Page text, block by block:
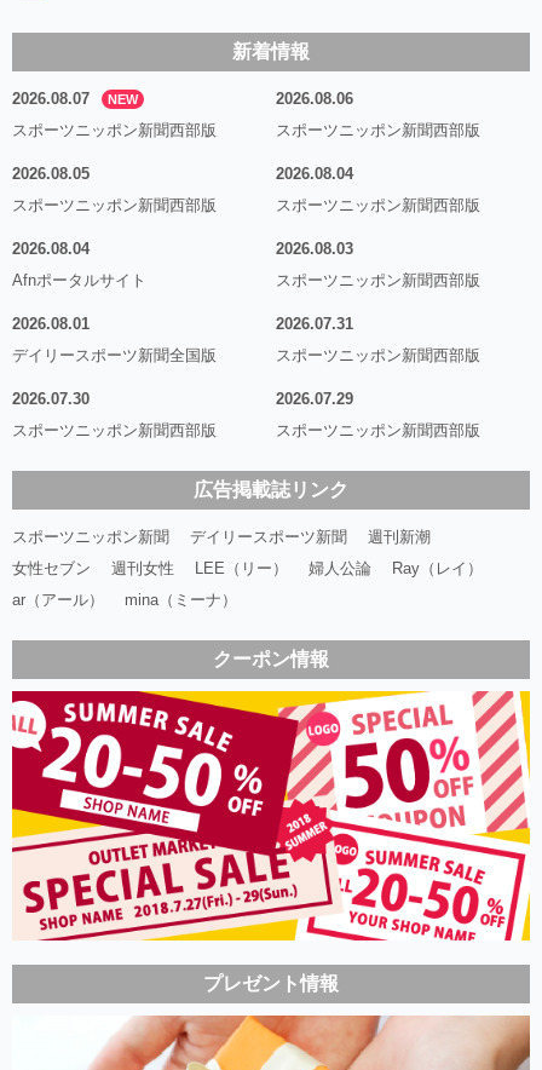
新着情報
2026.08.07 NEW
スポーツニッポン新聞西部版
2026.08.06
スポーツニッポン新聞西部版
2026.08.05
スポーツニッポン新聞西部版
2026.08.04
スポーツニッポン新聞西部版
2026.08.04
Afnポータルサイト
2026.08.03
スポーツニッポン新聞西部版
2026.08.01
デイリースポーツ新聞全国版
2026.07.31
スポーツニッポン新聞西部版
2026.07.30
スポーツニッポン新聞西部版
2026.07.29
スポーツニッポン新聞西部版
広告掲載誌リンク
スポーツニッポン新聞 デイリースポーツ新聞
週刊新潮
女性セブン
週刊女性 LEE（リー） 婦人公論
Ray（レイ）
ar（アール）
mina（ミーナ）
クーポン情報
プレゼント情報